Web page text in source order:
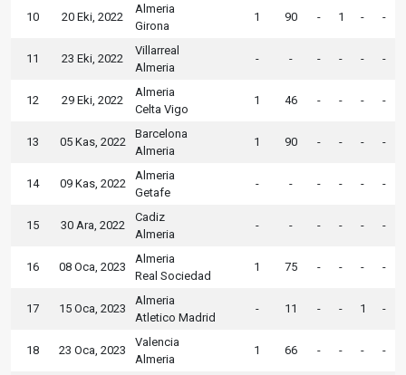
10 20 Eki, 2022
Almeria
Girona
1 90 - 1 - -
11 23 Eki, 2022
Villarreal
Almeria
- - - - - -
12 29 Eki, 2022
Almeria
Celta Vigo
1 46 - - - -
13 05 Kas, 2022
Barcelona
Almeria
1 90 - - - -
14 09 Kas, 2022
Almeria
Getafe
- - - - - -
15 30 Ara, 2022
Cadiz
Almeria
- - - - - -
16 08 Oca, 2023
Almeria
Real Sociedad
1 75 - - - -
17 15 Oca, 2023
Almeria
Atletico Madrid
- 11 - - 1 -
18 23 Oca, 2023
Valencia
Almeria
1 66 - - - -